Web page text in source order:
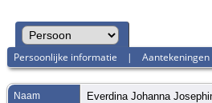
Persoonlijke informatie |Aantekeningen
Naam Everdina Johanna